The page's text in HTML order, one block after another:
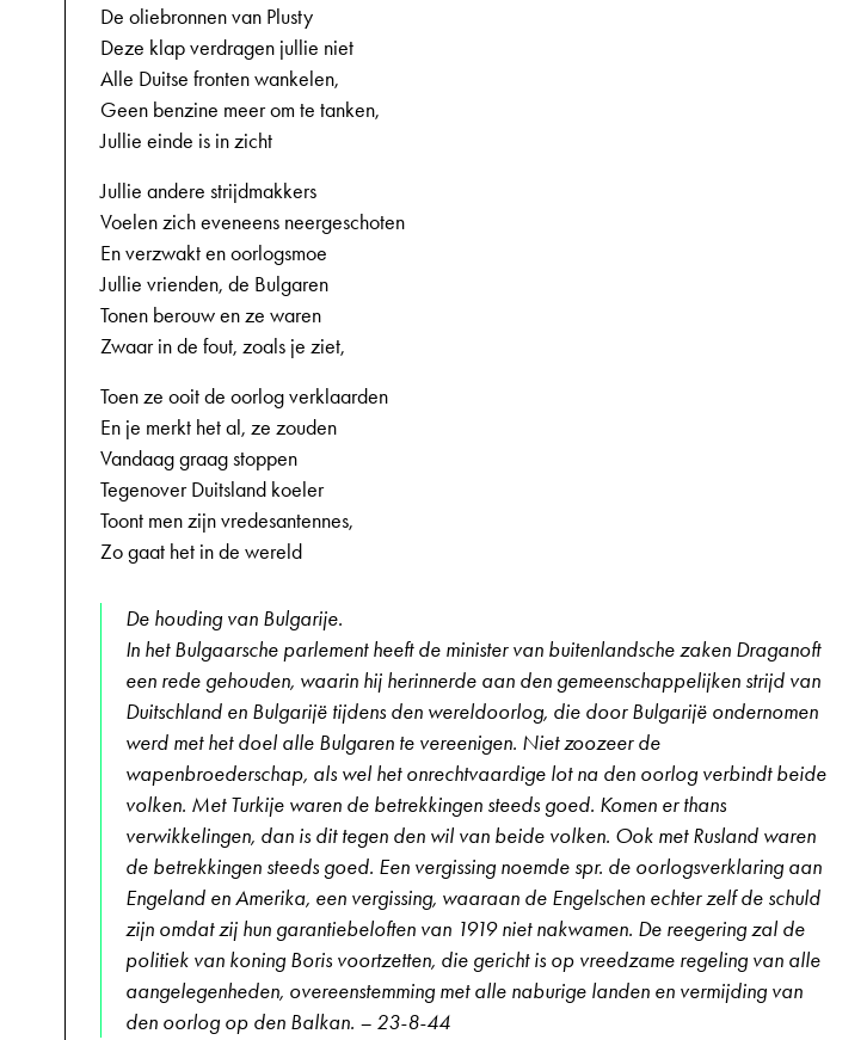
De oliebronnen van Plusty
Deze klap verdragen jullie niet
Alle Duitse fronten wankelen,
Geen benzine meer om te tanken,
Jullie einde is in zicht
Jullie andere strijdmakkers
Voelen zich eveneens neergeschoten
En verzwakt en oorlogsmoe
Jullie vrienden, de Bulgaren
Tonen berouw en ze waren
Zwaar in de fout, zoals je ziet,
Toen ze ooit de oorlog verklaarden
En je merkt het al, ze zouden
Vandaag graag stoppen
Tegenover Duitsland koeler
Toont men zijn vredesantennes,
Zo gaat het in de wereld
De houding van Bulgarije.
In het Bulgaarsche parlement heeft de minister van buitenlandsche zaken Draganoft
een rede gehouden, waarin hij herinnerde aan den gemeenschappelijken strijd van
Duitschland en Bulgarijë tijdens den wereldoorlog, die door Bulgarijë ondernomen
werd met het doel alle Bulgaren te vereenigen. Niet zoozeer de
wapenbroederschap, als wel het onrechtvaardige lot na den oorlog verbindt beide
volken. Met Turkije waren de betrekkingen steeds goed. Komen er thans
verwikkelingen, dan is dit tegen den wil van beide volken. Ook met Rusland waren
de betrekkingen steeds goed. Een vergissing noemde spr. de oorlogsverklaring aan
Engeland en Amerika, een vergissing, waaraan de Engelschen echter zelf de schuld
zijn omdat zij hun garantiebeloften van 1919 niet nakwamen. De reegering zal de
politiek van koning Boris voortzetten, die gericht is op vreedzame regeling van alle
aangelegenheden, overeenstemming met alle naburige landen en vermijding van
den oorlog op den Balkan. – 23-8-44